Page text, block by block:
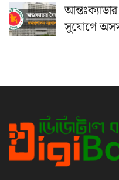
সুযোগে